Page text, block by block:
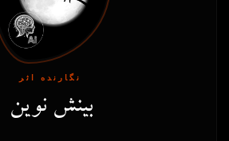
نگارنده اثر
بینش نوین